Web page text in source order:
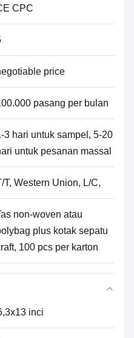
CPC
price
pasang per bulan
3 hari untuk sampel, 5-20
untuk pesanan massal
T, Western Union, L/C,
non-woven atau
plus kotak sepatu
100 pcs per karton
inci